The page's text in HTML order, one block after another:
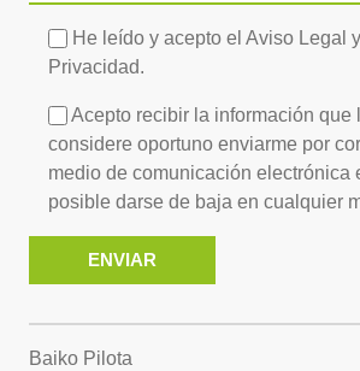
He leído y acepto el Aviso Legal
Privacidad.
Acepto recibir la información que
considere oportuno enviarme por
medio de comunicación electrónica
posible darse de baja en cualquier
Baiko Pilota